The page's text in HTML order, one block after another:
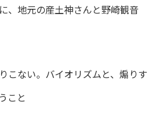
、地元の産土神さんと野崎観音
こない。バイオリズムと、煽りす
こと